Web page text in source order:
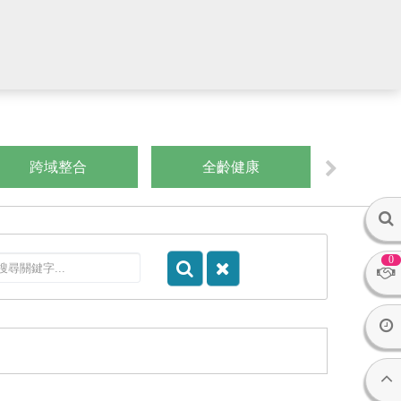
0
跨域整合 全齡健康